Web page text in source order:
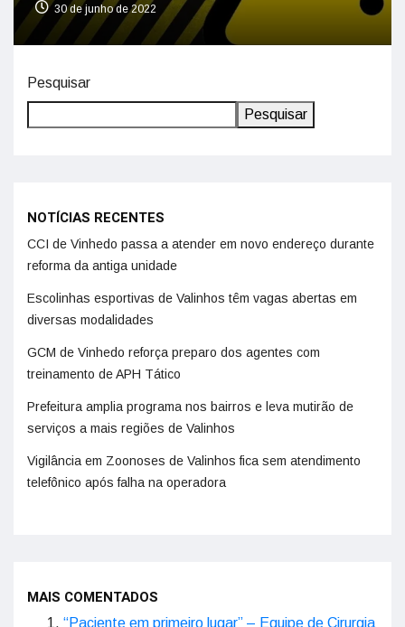
30 de junho de 2022
Pesquisar
Pesquisar
NOTÍCIAS RECENTES
CCI de Vinhedo passa a atender em novo endereço durante
reforma da antiga unidade
Escolinhas esportivas de Valinhos têm vagas abertas em
diversas modalidades
GCM de Vinhedo reforça preparo dos agentes com
treinamento de APH Tático
Prefeitura amplia programa nos bairros e leva mutirão de
serviços a mais regiões de Valinhos
Vigilância em Zoonoses de Valinhos fica sem atendimento
telefônico após falha na operadora
MAIS COMENTADOS
“Paciente em primeiro lugar” – Equipe de Cirurgia